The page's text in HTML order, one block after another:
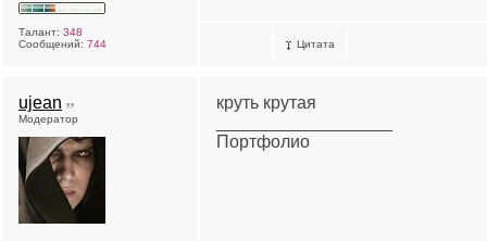
Талант: 348
Сообщений: 744 Цитата
ujean
Модератор
круть крутая
Портфолио